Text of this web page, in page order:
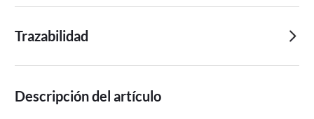
Trazabilidad
Descripción del artículo